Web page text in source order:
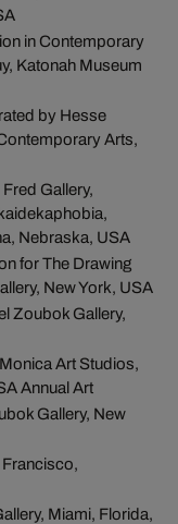
in Contemporary
Katonah Museum
by Hesse
Arts,
Gallery,
Nebraska, USA
for The Drawing
New York, USA
Zoubok Gallery,
Art Studios,
Annual Art
Gallery, New
Francisco,
Miami, Florida,